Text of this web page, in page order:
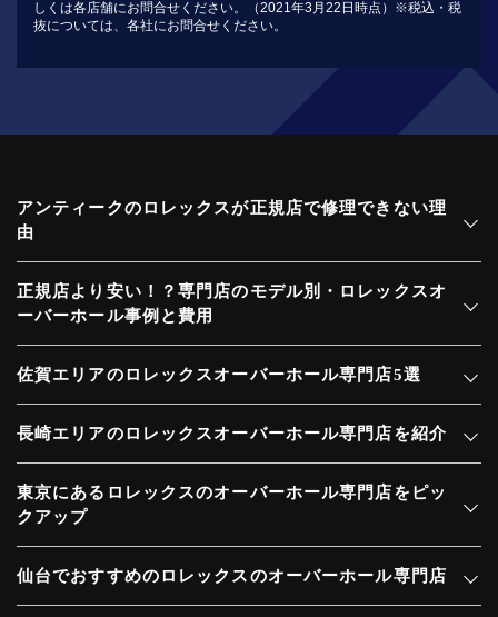
しくは各店舗にお問合せください。（2021年3月22日時点）※税込・税
抜については、各社にお問合せください。
アンティークのロレックスが正規店で修理できない理
由
正規店より安い！？専門店のモデル別・ロレックスオ
ーバーホール事例と費用
佐賀エリアのロレックスオーバーホール専門店5選
長崎エリアのロレックスオーバーホール専門店を紹介
東京にあるロレックスのオーバーホール専門店をピッ
クアップ
仙台でおすすめのロレックスのオーバーホール専門店